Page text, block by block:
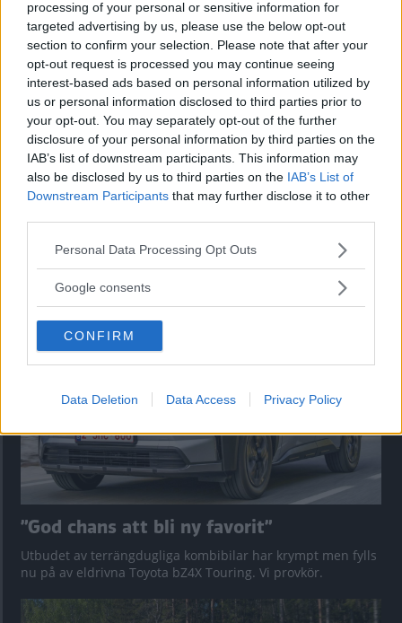
processing of your personal or sensitive information for
targeted advertising by us, please use the below opt-out
section to confirm your selection. Please note that after your
opt-out request is processed you may continue seeing
interest-based ads based on personal information utilized by
us or personal information disclosed to third parties prior to
your opt-out. You may separately opt-out of the further
disclosure of your personal information by third parties on the
IAB’s list of downstream participants. This information may
also be disclosed by us to third parties on the IAB’s List of
Downstream Participants that may further disclose it to other
Please note that this website/app uses one or more Google
not limited to your visit or usage behaviour. You may click to
use your data for below specified purposes in below Google
consent section.
Personal Data Processing Opt Outs
Google consents
CONFIRM
Data Deletion Data Access Privacy Policy
av ”gamlingen”
Nykomlingen fälls av en besvärande nackdel.
”God chans att bli ny favorit”
Utbudet av terrängdugliga kombibilar har krympt men fylls
nu på av eldrivna Toyota bZ4X Touring. Vi provkör.